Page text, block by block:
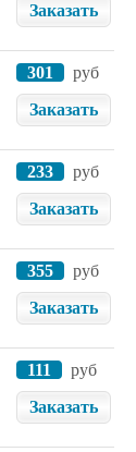
Заказать
301
руб
Заказать
233
руб
Заказать
355
руб
Заказать
111
руб
Заказать